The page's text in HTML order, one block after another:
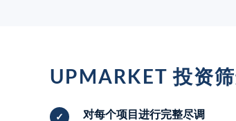
UPMARKET 投资
对每个项目进行完整尽调